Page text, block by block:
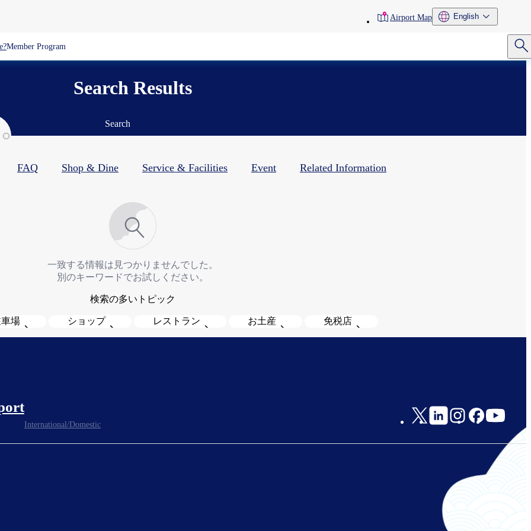
toolbarAirport Map English
Member Program
Search Results
Search
FAQ Shop & Dine​ Service & Facilities​ Event Related Information
一致する情報は見つかりませんでした。
別のキーワードでお試しください。
検索の多いトピック
場 ショップ レストラン お土産 免税店
International/Domestic
Social